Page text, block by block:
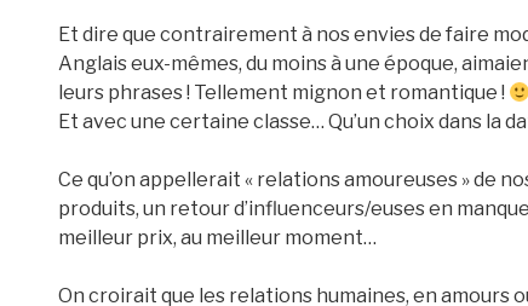
Et dire que contrairement à nos envies de faire
Anglais eux-mêmes, du moins à une époque,
leurs phrases ! Tellement mignon et romantique !
Et avec une certaine classe… Qu’un choix dans la
Ce qu’on appellerait « relations amoureuses » de
produits, un retour d’influenceurs/euses en
meilleur prix, au meilleur moment…
On croirait que les relations humaines, en amours